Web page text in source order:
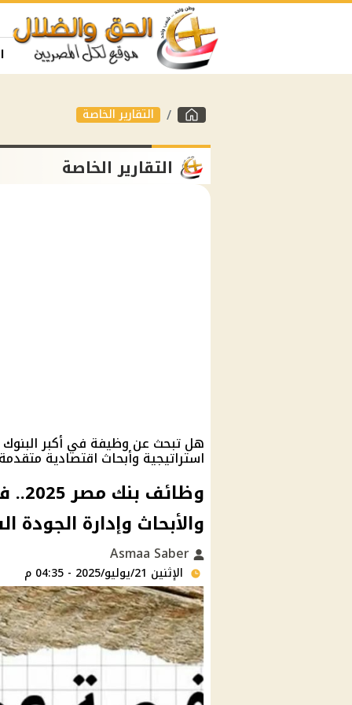
التقارير الخاصة
التقارير الخاصة
هل تبحث عن وظيفة في أكبر
استراتيجية وأبحاث اقتصادية
والأبحاث وإدارة الجودة
الإثنين 21/يوليو/2025 - 04:35 م